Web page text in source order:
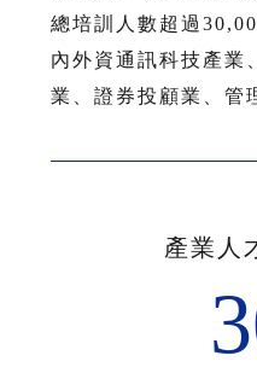
總培訓人數超過
內外資通訊科技產業
業、證券投顧業、管
產業人